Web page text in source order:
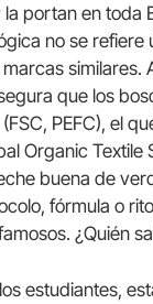
la portan en toda
no se refiere
similares.
que los
PEFC), el
Organic
buena de
fórmula o
¿Quién
estudiantes,